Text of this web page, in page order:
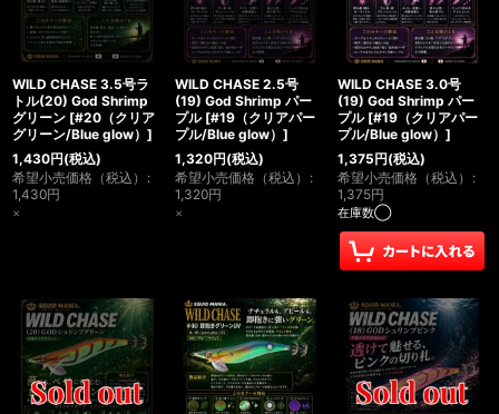
WILD CHASE 3.5号ラ
トル(20) God Shrimp
グリーン [#20（クリア
グリーン/Blue glow） ]
1,430円(税込)
希望小売価格（税込） :
1,430円
×
WILD CHASE 2.5号
(19) God Shrimp パー
プル [#19（クリアパー
プル/Blue glow） ]
1,320円(税込)
希望小売価格（税込） :
1,320円
×
WILD CHASE 3.0号
(19) God Shrimp パー
プル [#19（クリアパー
プル/Blue glow） ]
1,375円(税込)
希望小売価格（税込） :
1,375円
在庫数◯